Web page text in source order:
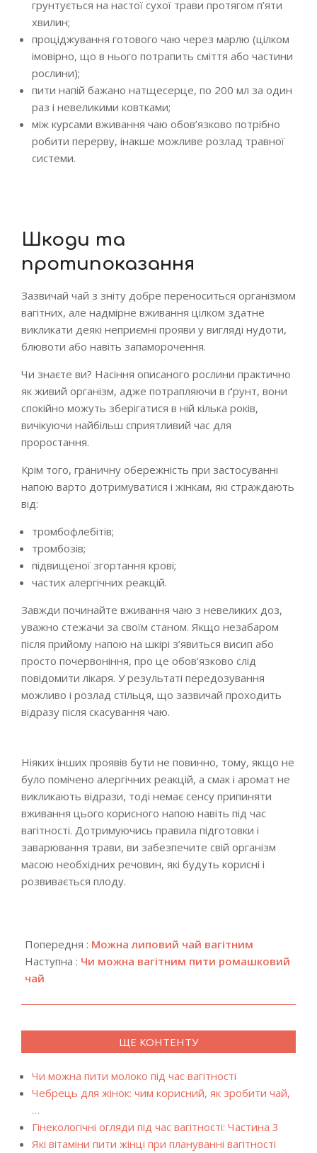
грунтується на настої сухої трави протягом п’яти
хвилин;
проціджування готового чаю через марлю (цілком
імовірно, що в нього потрапить сміття або частини
рослини);
пити напій бажано натщесерце, по 200 мл за один
раз і невеликими ковтками;
між курсами вживання чаю обов’язково потрібно
робити перерву, інакше можливе розлад травної
системи.
Шкоди та
протипоказання
Зазвичай чай з зніту добре переноситься організмом
вагітних, але надмірне вживання цілком здатне
викликати деякі неприємні прояви у вигляді нудоти,
блювоти або навіть запаморочення.
Чи знаєте ви? Насіння описаного рослини практично
як живий організм, адже потрапляючи в ґрунт, вони
спокійно можуть зберігатися в ній кілька років,
вичікуючи найбільш сприятливий час для
проростання.
Крім того, граничну обережність при застосуванні
напою варто дотримуватися і жінкам, які страждають
від:
тромбофлебітів;
тромбозів;
підвищеної згортання крові;
частих алергічних реакцій.
Завжди починайте вживання чаю з невеликих доз,
уважно стежачи за своїм станом. Якщо незабаром
після прийому напою на шкірі з’явиться висип або
просто почервоніння, про це обов’язково слід
повідомити лікаря. У результаті передозування
можливо і розлад стільця, що зазвичай проходить
відразу після скасування чаю.
Ніяких інших проявів бути не повинно, тому, якщо не
було помічено алергічних реакцій, а смак і аромат не
викликають відрази, тоді немає сенсу припиняти
вживання цього корисного напою навіть під час
вагітності. Дотримуючись правила підготовки і
заварювання трави, ви забезпечите свій організм
масою необхідних речовин, які будуть корисні і
розвивається плоду.
07-
01
Попередня : Можна липовий чай вагітним
Наступна : Чи можна вагітним пити ромашковий
чай
ЩЕ КОНТЕНТУ
Чи можна пити молоко під час вагітності
Чебрець для жінок: чим корисний, як зробити чай,
…
Гінекологічні огляди під час вагітності: Частина 3
Які вітаміни пити жінці при плануванні вагітності